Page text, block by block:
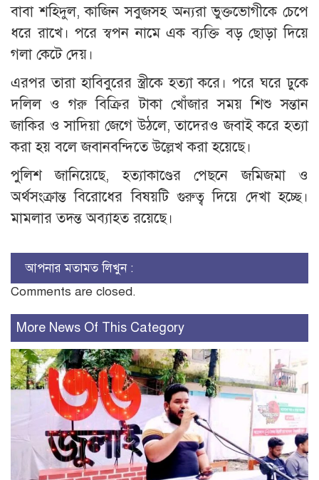
বাবা শহিদুল, কাজিন সবুজসহ অন্যরা ভুক্তভোগীকে চেপে
ধরে রাখে। পরে স্বপন নামে এক ব্যক্তি বড় ছোড়া দিয়ে
গলা কেটে দেয়।
এরপর তারা হাবিবুরের স্ত্রীকে হত্যা করে। পরে ঘরে ঢুকে
দলিল ও গরু বিক্রির টাকা খোঁজার সময় শিশু সন্তান
জাকির ও সাদিয়া জেগে উঠলে, তাদেরও জবাই করে হত্যা
করা হয় বলে জবানবন্দিতে উল্লেখ করা হয়েছে।
পুলিশ জানিয়েছে, হত্যাকাণ্ডের পেছনে জমিজমা ও
অর্থসংক্রান্ত বিরোধের বিষয়টি গুরুত্ব দিয়ে দেখা হচ্ছে।
মামলার তদন্ত অব্যাহত রয়েছে।
আপনার মতামত লিখুন :
Comments are closed.
More News Of This Category